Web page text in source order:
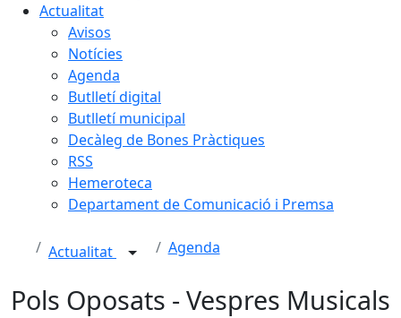
Actualitat
Avisos
Notícies
Agenda
Butlletí digital
Butlletí municipal
Decàleg de Bones Pràctiques
RSS
Hemeroteca
Departament de Comunicació i Premsa
Actualitat Agenda
Pols Oposats - Vespres Musicals